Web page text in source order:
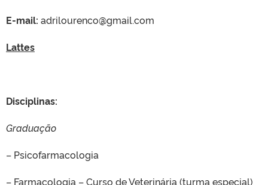
E-mail: adrilourenco@gmail.com
Lattes
Disciplinas:
Graduação
– Psicofarmacologia
– Farmacologia – Curso de Veterinária (turma especial)